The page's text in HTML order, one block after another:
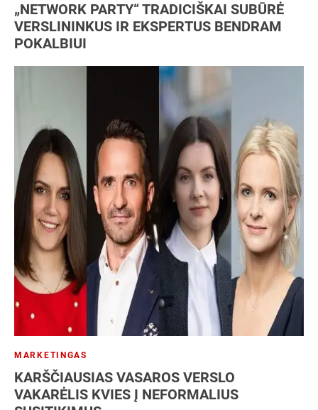
„NETWORK PARTY“ TRADICIŠKAI SUBŪRĖ
VERSLININKUS IR EKSPERTUS BENDRAM
POKALBIUI
MARKETINGAS
KARŠČIAUSIAS VASAROS VERSLO
VAKARĖLIS KVIES Į NEFORMALIUS